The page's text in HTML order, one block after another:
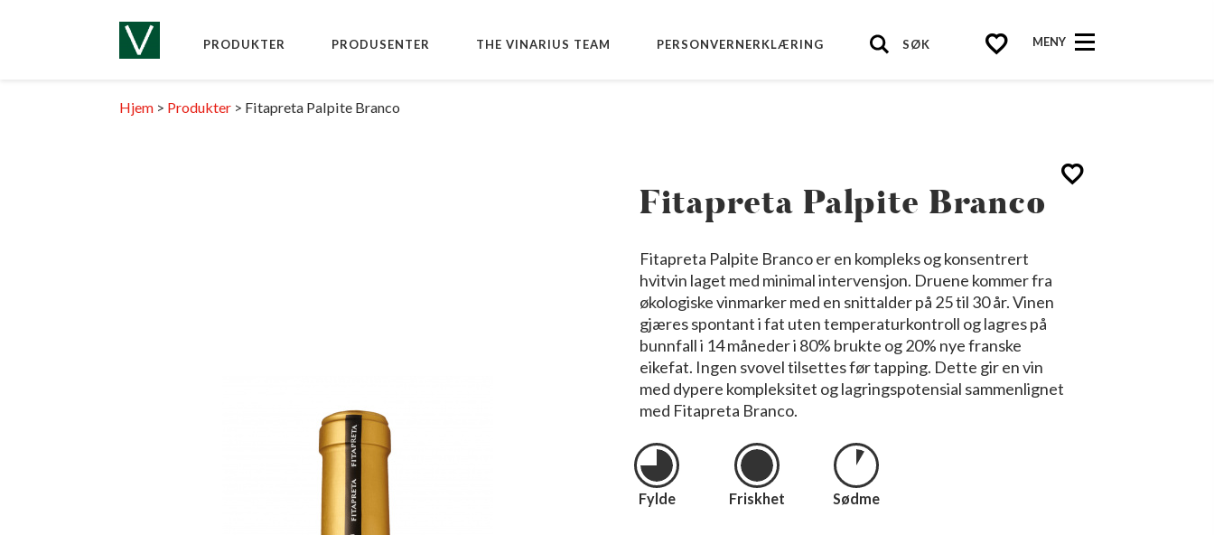
PRODUKTER PRODUSENTER THE VINARIUS TEAM PERSONVERNERKLÆRING SØK MENY
Hjem> Produkter> Fitapreta Palpite Branco
Fitapreta Palpite Branco
Fitapreta Palpite Branco er en kompleks og konsentrert
hvitvin laget med minimal intervensjon. Druene kommer fra
økologiske vinmarker med en snittalder på 25 til 30 år. Vinen
gjæres spontant i fat uten temperaturkontroll og lagres på
bunnfall i 14 måneder i 80% brukte og 20% nye franske
eikefat. Ingen svovel tilsettes før tapping. Dette gir en vin
med dypere kompleksitet og lagringspotensial sammenlignet
med Fitapreta Branco.
Fylde Friskhet Sødme